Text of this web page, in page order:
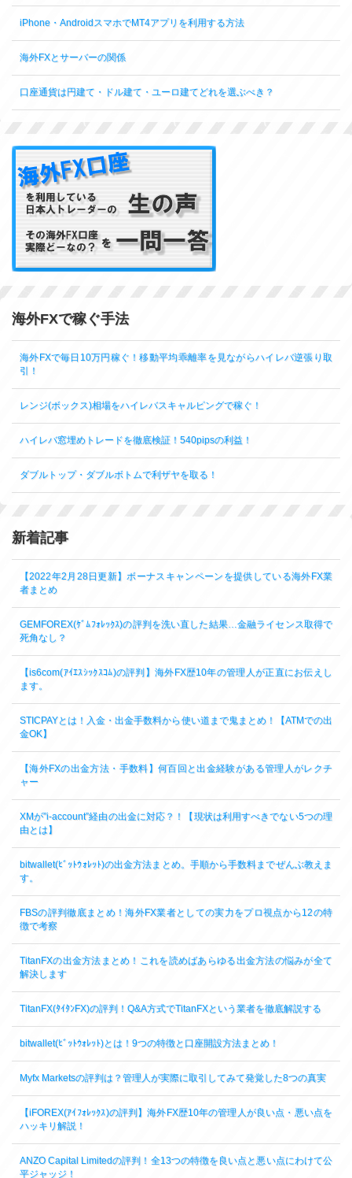
iPhone・AndroidスマホでMT4アプリを利用する方法
海外FXとサーバーの関係
口座通貨は円建て・ドル建て・ユーロ建てどれを選ぶべき？
海外FXで稼ぐ手法
海外FXで毎日10万円稼ぐ！移動平均乖離率を見ながらハイレバ逆張り取
引！
レンジ(ボックス)相場をハイレバスキャルピングで稼ぐ！
ハイレバ窓埋めトレードを徹底検証！540pipsの利益！
ダブルトップ・ダブルボトムで利ザヤを取る！
新着記事
【2022年2月28日更新】ボーナスキャンペーンを提供している海外FX業
者まとめ
GEMFOREX(ｹﾞﾑﾌｫﾚｯｸｽ)の評判を洗い直した結果…金融ライセンス取得で
死角なし？
【is6com(ｱｲｴｽｼｯｸｽｺﾑ)の評判】海外FX歴10年の管理人が正直にお伝えし
ます。
STICPAYとは！入金・出金手数料から使い道まで鬼まとめ！【ATMでの出
金OK】
【海外FXの出金方法・手数料】何百回と出金経験がある管理人がレクチ
ャー
XMが”i-account”経由の出金に対応？！【現状は利用すべきでない5つの理
由とは】
bitwallet(ﾋﾞｯﾄｳｫﾚｯﾄ)の出金方法まとめ。手順から手数料までぜんぶ教えま
す。
FBSの評判徹底まとめ！海外FX業者としての実力をプロ視点から12の特
徴で考察
TitanFXの出金方法まとめ！これを読めばあらゆる出金方法の悩みが全て
解決します
TitanFX(ﾀｲﾀﾝFX)の評判！Q&A方式でTitanFXという業者を徹底解説する
bitwallet(ﾋﾞｯﾄｳｫﾚｯﾄ)とは！9つの特徴と口座開設方法まとめ！
Myfx Marketsの評判は？管理人が実際に取引してみて発覚した8つの真実
【iFOREX(ｱｲﾌｫﾚｯｸｽ)の評判】海外FX歴10年の管理人が良い点・悪い点を
ハッキリ解説！
ANZO Capital Limitedの評判！全13つの特徴を良い点と悪い点にわけて公
平ジャッジ！